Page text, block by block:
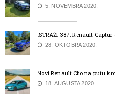
5. NOVEMBRA 2020.
ISTRAŽI 387: Renault
28. OKTOBRA 2020.
Novi Renault Clio na putu
18. AUGUSTA 2020.